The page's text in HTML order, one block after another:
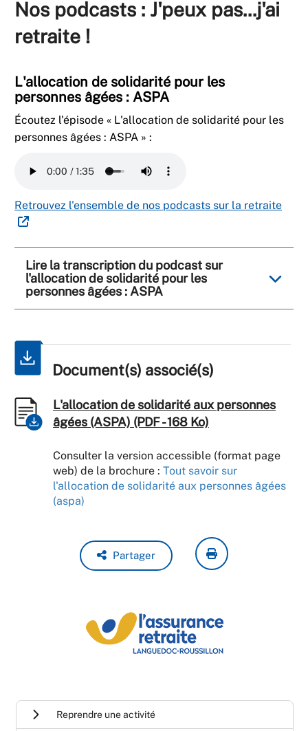
Nos podcasts : J'peux pas...j'ai
retraite !
L'allocation de solidarité pour les
personnes âgées : ASPA
Écoutez l'épisode « L'allocation de solidarité pour les
personnes âgées : ASPA » :
Retrouvez l'ensemble de nos podcasts sur la retraite
Lire la transcription du podcast sur
l'allocation de solidarité pour les
personnes âgées : ASPA
Document(s) associé(s)
L'allocation de solidarité aux personnes
âgées (ASPA) (PDF - 168 Ko)
Consulter la version accessible (format page
web) de la brochure : Tout savoir sur
l'allocation de solidarité aux personnes âgées
(aspa)
Partager
Reprendre une activité